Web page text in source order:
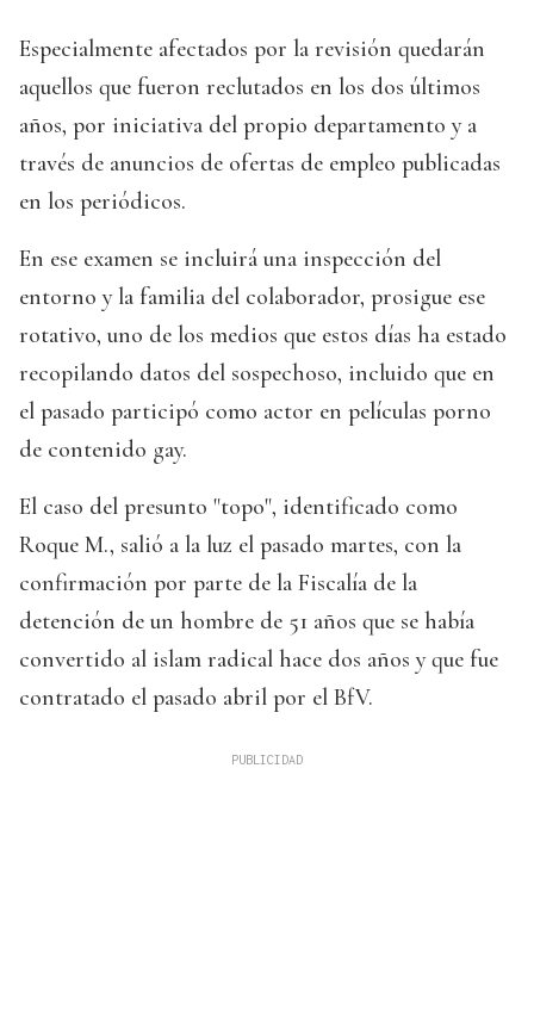
Especialmente afectados por la revisión quedarán
aquellos que fueron reclutados en los dos últimos
años, por iniciativa del propio departamento y a
través de anuncios de ofertas de empleo publicadas
en los periódicos.
En ese examen se incluirá una inspección del
entorno y la familia del colaborador, prosigue ese
rotativo, uno de los medios que estos días ha estado
recopilando datos del sospechoso, incluido que en
el pasado participó como actor en películas porno
de contenido gay.
El caso del presunto "topo", identificado como
Roque M., salió a la luz el pasado martes, con la
confirmación por parte de la Fiscalía de la
detención de un hombre de 51 años que se había
convertido al islam radical hace dos años y que fue
contratado el pasado abril por el BfV.